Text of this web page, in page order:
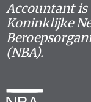
Accountant is
Koninklijke
(NBA).